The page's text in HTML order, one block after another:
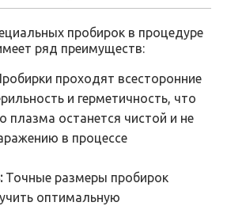
пробирок в процедуре
ряд преимуществ:
проходят всесторонние
и герметичность, что
плазма останется чистой и не
в процессе
Точные размеры пробирок
оптимальную